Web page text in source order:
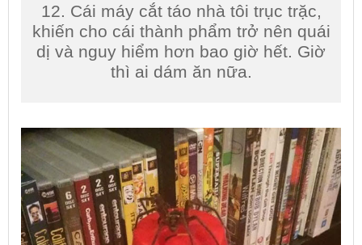
12. Cái máy cắt táo nhà tôi trục trặc,
khiến cho cái thành phẩm trở nên quái
dị và nguy hiểm hơn bao giờ hết. Giờ
thì ai dám ăn nữa.